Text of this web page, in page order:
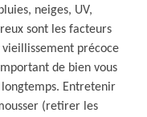
neiges, UV,
sont les facteurs
précoce
de bien vous
Entretenir
(retirer les